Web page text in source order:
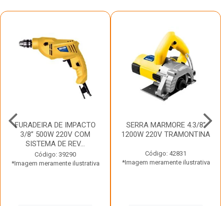
FURADEIRA DE IMPACTO
3/8” 500W 220V COM
SISTEMA DE REV...
Código: 39290
*Imagem meramente ilustrativa
SERRA MARMORE 4.3/8”
1200W 220V TRAMONTINA
Código: 42831
*Imagem meramente ilustrativa